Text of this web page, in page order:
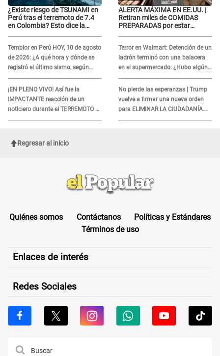
¿Existe riesgo de TSUNAMI en
Perú tras el terremoto de 7.4
en Colombia? Esto dice la
Temblor en Perú HOY, 10 de agosto
de 2026: ¿A qué hora y dónde se
registró el último sismo, según
IGP?
¡EN PLENO VIVO! Así fue la
IMPACTANTE reacción de un
noticiero durante el TERREMOTO de
7,4 en Colombia
ALERTA MÁXIMA EN EE.UU. |
Retiran miles de COMIDAS
PREPARADAS por estar
Terror en Walmart: Detención de un
ladrón terminó con una balacera
en el supermercado: ¿Hubo algún
herido?
No pierde las esperanzas | Trump
vuelve a firmar una nueva orden
para ELIMINAR LA CIUDADANÍA
por nacimiento
Regresar al inicio
Quiénes somos Contáctanos
Políticas y Estándares
Términos de uso
Enlaces de interés
Redes Sociales